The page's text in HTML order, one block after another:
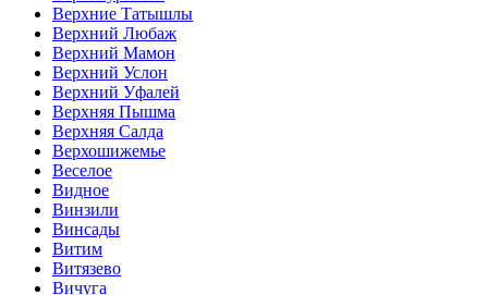
Верхние Татышлы
Верхний Любаж
Верхний Мамон
Верхний Услон
Верхний Уфалей
Верхняя Пышма
Верхняя Салда
Верхошижемье
Веселое
Видное
Винзили
Винсады
Витим
Витязево
Вичуга